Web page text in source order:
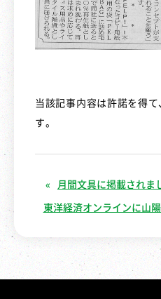
当該記事内容は許諾を得
す。
月間文具に掲載されま
東洋経済オンラインに山